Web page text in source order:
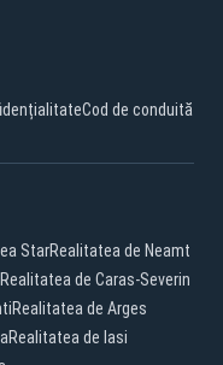
Cod de conduită
StarRealitatea de Neamt
Realitatea de Caras-Severin
Realitatea de Arges
Realitatea de Iasi